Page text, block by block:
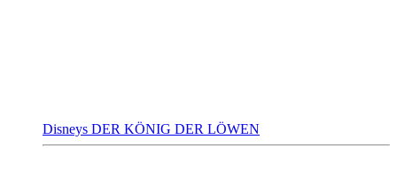
Disneys DER KÖNIG DER LÖWEN